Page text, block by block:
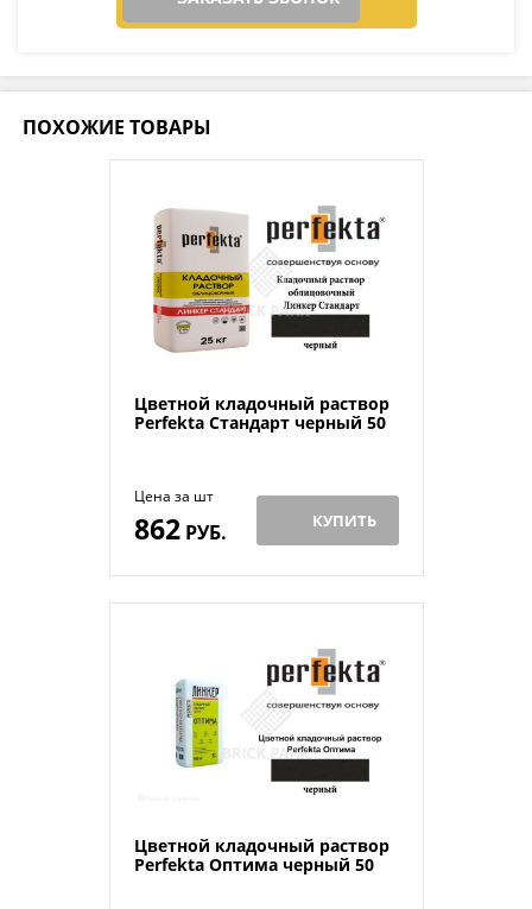
ПОХОЖИЕ ТОВАРЫ
Цветной кладочный раствор
Perfekta Стандарт черный 50
Цена за шт
862РУБ. КУПИТЬ
Цветной кладочный раствор
Perfekta Оптима черный 50